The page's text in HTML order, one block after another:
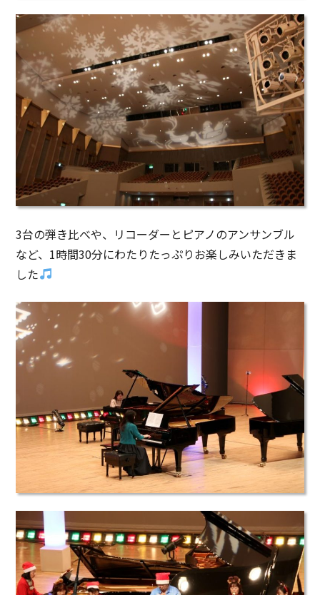
3台の弾き比べや、リコーダーとピアノのアンサンブル
など、1時間30分にわたりたっぷりお楽しみいただきま
した